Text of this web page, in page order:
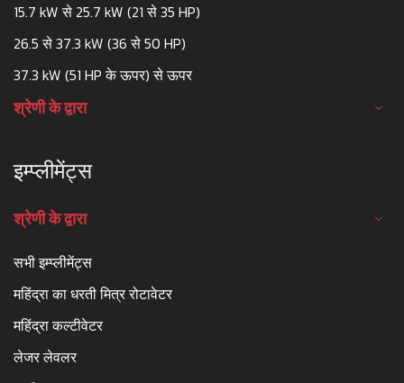
15.7 kW से 25.7 kW (21 से 35 HP)
26.5 से 37.3 kW (36 से 50 HP)
37.3 kW (51 HP के ऊपर) से ऊपर
श्रेणी के द्वारा
इम्प्लीमेंट्स
श्रेणी के द्वारा
सभी इम्प्लीमेंट्स
महिंद्रा का धरती मित्र रोटावेटर
महिंद्रा कल्टीवेटर
लेजर लेवलर